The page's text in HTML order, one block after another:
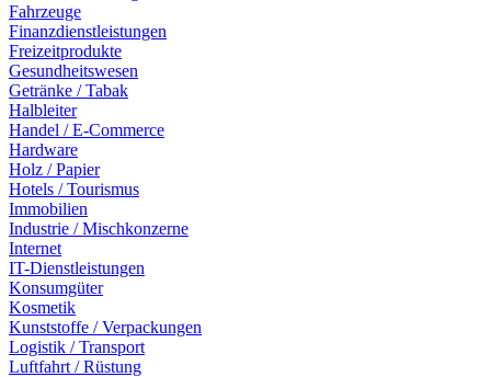
Fahrzeuge
Finanzdienstleistungen
Freizeitprodukte
Gesundheitswesen
Getränke / Tabak
Halbleiter
Handel / E-Commerce
Hardware
Holz / Papier
Hotels / Tourismus
Immobilien
Industrie / Mischkonzerne
Internet
IT-Dienstleistungen
Konsumgüter
Kosmetik
Kunststoffe / Verpackungen
Logistik / Transport
Luftfahrt / Rüstung